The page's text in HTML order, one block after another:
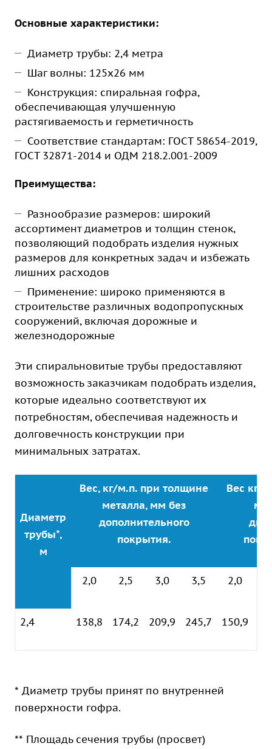
Основные характеристики:
Диаметр трубы: 2,4 метра
Шаг волны: 125х26 мм
Конструкция: спиральная гофра,
обеспечивающая улучшенную
растягиваемость и герметичность
Соответствие стандартам: ГОСТ 58654-2019,
ГОСТ 32871-2014 и ОДМ 218.2.001-2009
Преимущества:
Разнообразие размеров: широкий
ассортимент диаметров и толщин стенок,
позволяющий подобрать изделия нужных
размеров для конкретных задач и избежать
лишних расходов
Применение: широко применяются в
строительстве различных водопропускных
сооружений, включая дорожные и
железнодорожные
Эти спиральновитые трубы предоставляют
возможность заказчикам подобрать изделия,
которые идеально соответствуют их
потребностям, обеспечивая надежность и
долговечность конструкции при
минимальных затратах.
Диаметр
трубы*,
м
Вес, кг/м.п. при толщине
металла, мм без
дополнительного
покрытия.
Вес кг/
2,0 2,5 3,0 3,5 2,0
2,4 138,8 174,2 209,9 245,7 150,9
* Диаметр трубы принят по внутренней
поверхности гофра.
** Площадь сечения трубы (просвет)